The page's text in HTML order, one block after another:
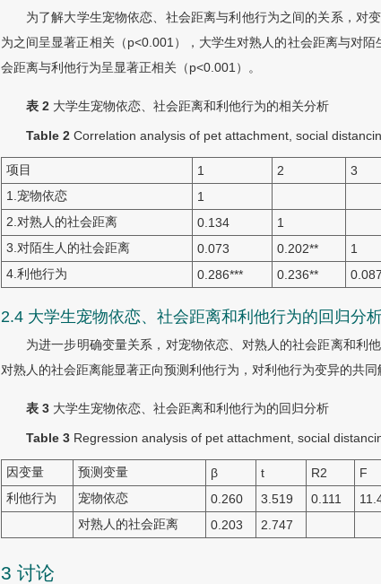
为了解大学生宠物依恋、社会距离与利他行为之间的关系，对
为之间呈显著正相关（p<0.001），大学生对熟人的社会距离与对
会距离与利他行为呈显著正相关（p<0.001）。
表 2 大学生宠物依恋、社会距离和利他行为的相关分析
Table 2 Correlation analysis of pet attachment, social
项目 1 2 3
1.宠物依恋
1
2.对熟人的社会距离
0.134
1
3.对陌生人的社会距离
0.073 0.202**
1
4.利他行为
0.286*** 0.236** 0.087
2.4 大学生宠物依恋、社会距离和利他行为的回归分
为进一步明确变量关系，对宠物依恋、对熟人的社会距离和利
对熟人的社会距离能显著正向预测利他行为，对利他行为变异的共同
表 3 大学生宠物依恋、社会距离和利他行为的回归分析
Table 3 Regression analysis of pet attachment, social
因变量 预测变量 β t R2
F
利他行为
宠物依恋 0.260 3.519 0.111
对熟人的社会距离
0.203 2.747
3 讨论